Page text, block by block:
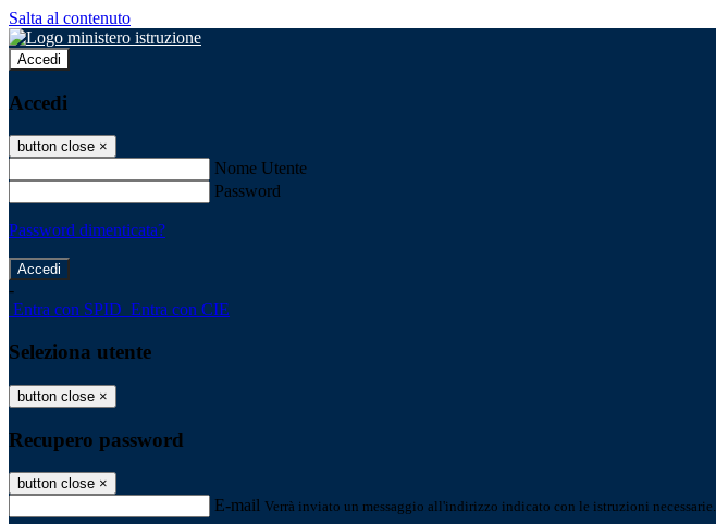
Salta al contenuto
Accedi
Accedi
button close ×
Nome Utente
Password
Password dimenticata?
-
Entra con SPID Entra con CIE
Seleziona utente
button close ×
Recupero password
button close ×
E-mail Verrà inviato un messaggio all'indirizzo indicato con le istruzioni necessarie.